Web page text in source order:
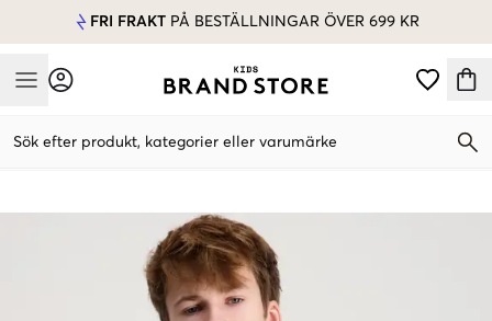
FRI FRAKT PÅ BESTÄLLNINGAR ÖVER 699 KR
Mobile Menu
Sök efter produkt, kategorier eller varumärke